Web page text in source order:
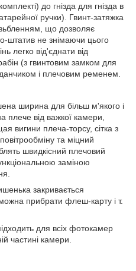
до гнізда для гнізда в
ручки). Гвинт-затяжка
що дозволяє
штатив не знімаючи цього
легко від'єднати від
(з гвинтовим замком для
і плечовим ременем.
ширина для більш м'якого і
плече від важкої камери,
вигини плеча-торсу, сітка з
та міцний
швидкісний плечовий
заміною
закривається
прибрати флеш-карту і т.
для всіх фотокамер
частині камери.